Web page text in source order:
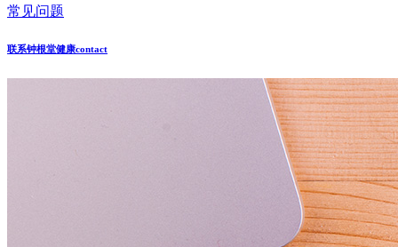
常见问题
联系钟根堂健康contact